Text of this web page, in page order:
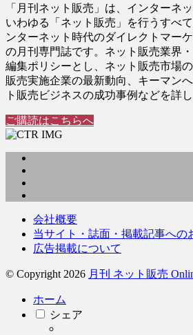
「月刊ネット販売」は、インターネ
いわゆる「ネット販売」を行うすべ
ンターネット時代のダイレクトマー
の月刊専門誌です。ネット販売業界
編集ポリシーとし、ネット販売市場
販売実施企業の最新動向、キーマン
ト販売ビジネスの成功事例などを詳
ご購読はこちらへ
会社概要
当サイト・誌面・掲載記事への
広告掲載について
© Copyright 2026 月刊 ネット販売
ホーム
シェア